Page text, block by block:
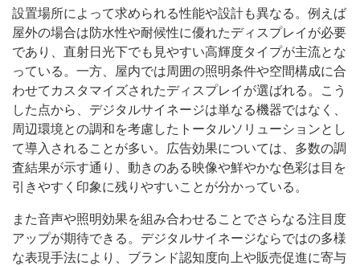
設置場所によって求められる性能や設計も異なる。例えば
屋外の場合は防水性や耐候性に優れたディスプレイが必要
であり、直射日光下でも見やすい高輝度タイプが主流とな
っている。一方、屋内では周囲の照明条件や空間構成に合
わせてカスタマイズされたディスプレイが選ばれる。こう
した点から、デジタルサイネージは単なる機器ではなく、
周辺環境との調和を考慮したトータルソリューションとし
て導入されることが多い。広告効果については、多数の調
査結果が示す通り、動きのある映像や鮮やかな色彩は目を
引きやすく印象に残りやすいことが分かっている。
また音声や照明効果を組み合わせることでさらなる注目度
アップが期待できる。デジタルサイネージならではの多様
な表現手法により、ブランド認知度向上や販売促進に寄与